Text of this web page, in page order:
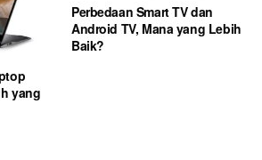
yang
Perbedaan Smart TV dan
Android TV, Mana yang Lebih
Baik?